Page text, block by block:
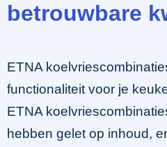
betrouwbare
ETNA
functionaliteit voor je
ETNA
hebben gelet op inhoud,